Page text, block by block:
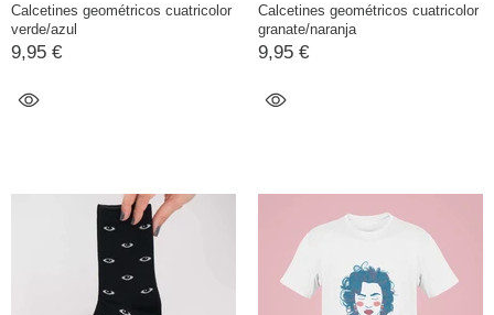
Calcetines geométricos cuatricolor
verde/azul
9,95 €
Calcetines geométricos cuatricolor
granate/naranja
9,95 €